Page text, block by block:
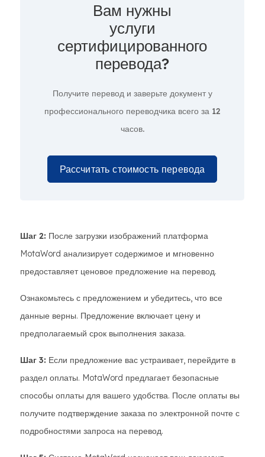
Вам нужны
услуги
сертифицированного
перевода?
Получите перевод и заверьте документ у
профессионального переводчика всего за 12
часов.
Рассчитать стоимость перевода
Шаг 2: После загрузки изображений платформа
MotaWord анализирует содержимое и мгновенно
предоставляет ценовое предложение на перевод.
Ознакомьтесь с предложением и убедитесь, что все
данные верны. Предложение включает цену и
предполагаемый срок выполнения заказа.
Шаг 3: Если предложение вас устраивает, перейдите в
раздел оплаты. MotaWord предлагает безопасные
способы оплаты для вашего удобства. После оплаты вы
получите подтверждение заказа по электронной почте с
подробностями запроса на перевод.